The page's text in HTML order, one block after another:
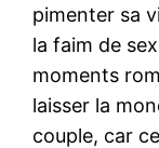
pimenter sa
la faim de
moments
laisser la
couple, car